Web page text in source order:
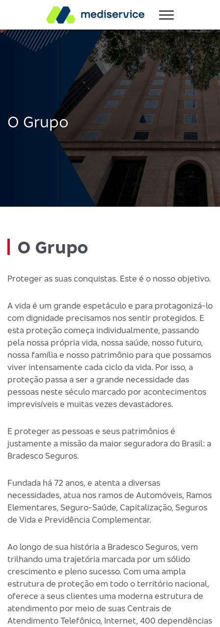
O Grupo
O Grupo
Proteger as suas conquistas. Este é o nosso objetivo.
A vida é um grande espetáculo e para protagonizá-lo
com dignidade precisamos nos sentir protegidos. E
esta proteção começa individualmente, passando
pela nossa própria vida, nossa saúde, nosso futuro,
nossa família e nosso patrimônio para que possamos
viver intensamente cada ciclo da vida. Por isso, a
proteção passa a ser a grande necessidade das
pessoas neste século marcado por acontecimentos
imprevisíveis e muitas vezes devastadores.
E proteger as pessoas e seus patrimônios é
justamente a missão da maior seguradora do Brasil: a
Bradesco Seguros.
Fundada há 72 anos, e atenta a diversas
necessidades, atua nos ramos de Automóveis, Ramos
Elementares, Seguro-Saúde, Capitalização, Seguros
de Vida e Previdência Complementar.
Ao longo de sua história a Bradesco Seguros, vem
trilhando uma trajetória marcada por um sólido
crescimento e pleno sucesso. Com uma ampla
estrutura de proteção em todo o território nacional,
oferece a seus clientes uma moderna estrutura de
atendimento por meio de suas Centrais de
Atendimento Telefônico, Internet, 400 dependências